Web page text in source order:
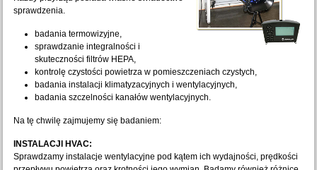
sprawdzenia.
badania termowizyjne,
sprawdzanie integralności i
skuteczności filtrów HEPA,
kontrolę czystości powietrza w pomieszczeniach czystych,
badania instalacji klimatyzacyjnych i wentylacyjnych,
badania szczelności kanałów wentylacyjnych.
Na tę chwilę zajmujemy się badaniem:
INSTALACJI HVAC:
Sprawdzamy instalacje wentylacyjne pod kątem ich wydajności, prędkości